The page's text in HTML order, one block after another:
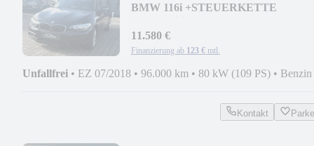
BMW 116i +STEUERKETTE
11.580 €
Finanzierung ab 123 € mtl.
Unfallfrei • EZ 07/2018 • 96.000 km • 80 kW (109 PS) • Benzin
Kontakt